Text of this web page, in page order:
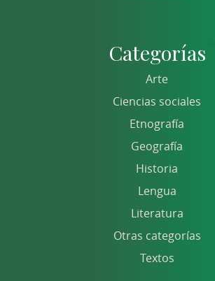
Categorías
Arte
Ciencias sociales
Etnografía
Geografía
Historia
Lengua
Literatura
Otras categorías
Textos